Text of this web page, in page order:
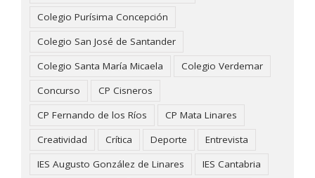
Colegio Purísima Concepción
Colegio San José de Santander
Colegio Santa María Micaela
Colegio Verdemar
Concurso
CP Cisneros
CP Fernando de los Ríos
CP Mata Linares
Creatividad
Crítica Deporte
Entrevista
IES Augusto González de Linares
IES Cantabria